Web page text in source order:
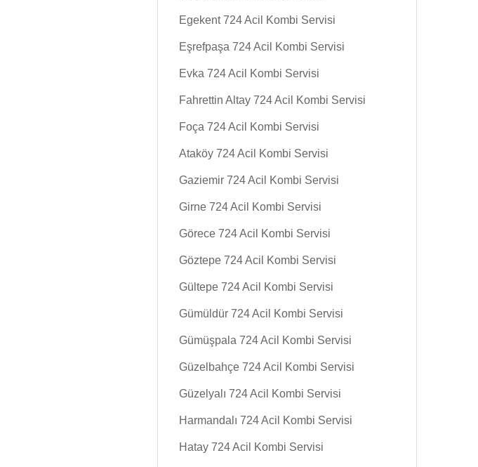
Egekent 724 Acil Kombi Servisi
Eşrefpaşa 724 Acil Kombi Servisi
Evka 724 Acil Kombi Servisi
Fahrettin Altay 724 Acil Kombi Servisi
Foça 724 Acil Kombi Servisi
Ataköy 724 Acil Kombi Servisi
Gaziemir 724 Acil Kombi Servisi
Girne 724 Acil Kombi Servisi
Görece 724 Acil Kombi Servisi
Göztepe 724 Acil Kombi Servisi
Gültepe 724 Acil Kombi Servisi
Gümüldür 724 Acil Kombi Servisi
Gümüşpala 724 Acil Kombi Servisi
Güzelbahçe 724 Acil Kombi Servisi
Güzelyalı 724 Acil Kombi Servisi
Harmandalı 724 Acil Kombi Servisi
Hatay 724 Acil Kombi Servisi